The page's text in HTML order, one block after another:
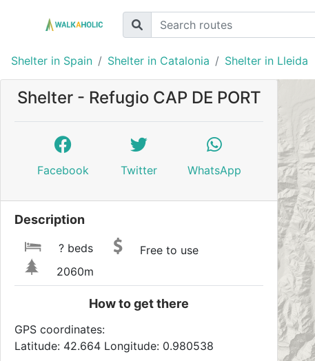
Shelter in Spain Shelter in Catalonia Shelter in Lleida
Shelter - Refugio CAP DE PORT
Facebook Twitter WhatsApp
Description
? beds
Free to use
2060m
How to get there
GPS coordinates:
Latitude: 42.664 Longitude: 0.980538